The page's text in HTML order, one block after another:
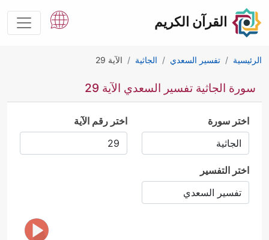
القرآن الكريم
الرئيسية تفسير السعدي الجاثية الآية 29
سورة الجاثية تفسير السعدي الآية 29
اختر سورة اختر رقم الآية
اختر التفسير